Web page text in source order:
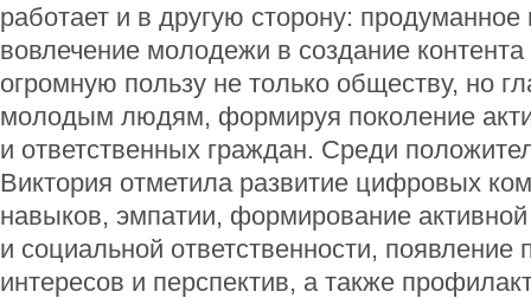
работает и в другую сторону:
вовлечение молодежи в создание
огромную пользу не только обществу, но
молодым людям, формируя поколение
и ответственных граждан. Среди
Виктория отметила развитие цифровых
навыков, эмпатии, формирование
и социальной ответственности,
интересов и перспектив, а также